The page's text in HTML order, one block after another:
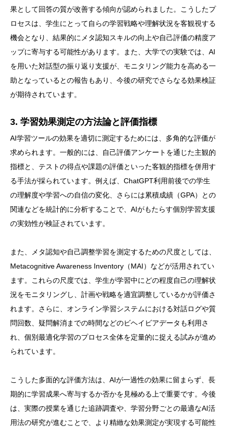
果として回答の質が改善する傾向が認められました。こうしたプ
ロセスは、学生にとって自らの学習戦略や理解状況を客観視する
機会となり、結果的にメタ認知スキルの向上や自己評価の精度ア
ップに寄与する可能性があります。また、大学での実験では、AI
を用いた対話型の振り返り支援が、モニタリング能力を高める一
助となっているとの報告もあり、今後の研究でさらなる効果検証
が期待されています。
3. 学習効果測定の方法論と評価指標
AI学習ツールの効果を適切に測定するためには、多角的な評価が
求められます。一般的には、自己評価アンケートを通じた主観的
指標と、テストの得点や課題の評価といった客観的指標を併用す
る手法が採られています。例えば、ChatGPT利用前後での学生
の理解度や学習への自信の変化、さらには累積成績（GPA）との
関連などを統計的に分析することで、AIがもたらす個別学習支援
の実効性が検証されています。
また、メタ認知や自己調整学習を測定するための尺度としては、
Metacognitive Awareness Inventory（MAI）などが活用されてい
ます。これらの尺度では、学生が学習中にどの程度自己の理解状
況をモニタリングし、計画や戦略を適宜調整しているかが評価さ
れます。さらに、オンライン学習システムにおける対話ログや質
問回数、疑問解消までの時間などのビヘイビアデータも利用さ
れ、個別最適化学習のプロセス全体を定量的に捉える試みが進め
られています。
こうした多面的な評価方法は、AIが一過性の効果に留まらず、長
期的に学習成果へ寄与するか否かを見極める上で重要です。今後
は、実際の授業を通じた追跡調査や、学習分野ごとの最適なAI活
用法の研究が進むことで、より精緻な効果測定が実現する可能性